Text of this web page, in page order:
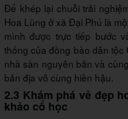
Để khép lại chuỗi trải
Hoa Lũng ở xã Đại Phú là
mình được trực tiếp bước
thống của đồng bào dân tộc
nhà sàn nguyên bản và
bản địa vô cùng hiền hậu.
2.3 Khám phá vẻ đẹp
khảo cổ học